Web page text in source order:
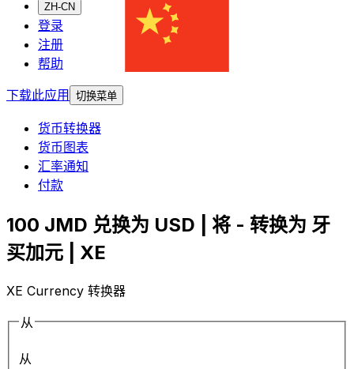
ZH-CN
登录
注册
帮助
下载此应用
切换菜单
货币转换器
货币图表
汇率通知
付款
100 JMD 兑换为 USD | 将 - 转换为 牙
买加元 | XE
XE Currency 转换器
从
从